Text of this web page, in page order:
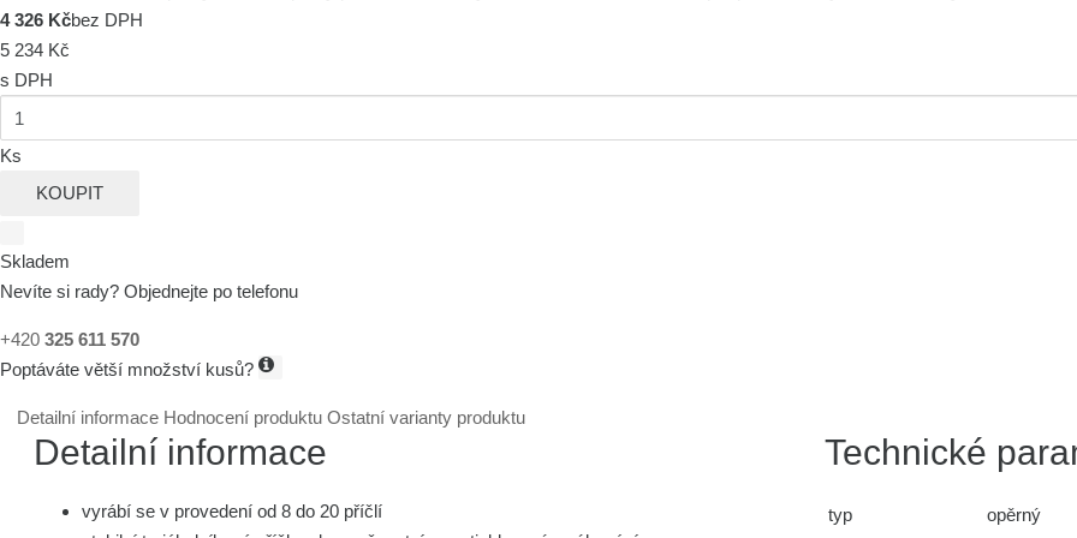
4 326 Kčbez DPH
5 234 Kč
s DPH
Ks
KOUPIT
Skladem
Nevíte si rady? Objednejte po telefonu
+420 325 611 570
Poptáváte větší množství kusů?
Detailní informace Hodnocení produktuOstatní varianty produktu
Detailní informace
vyrábí se v provedení od 8 do 20 příčlí
Technické
typ opěrný